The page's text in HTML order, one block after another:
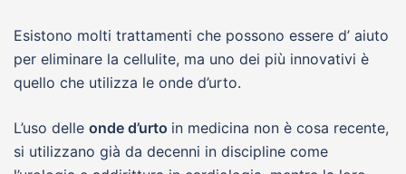
Esistono molti trattamenti che possono essere d’ aiuto
per eliminare la cellulite, ma uno dei più innovativi è
quello che utilizza le onde d’urto.
L’uso delle onde d’urto in medicina non è cosa recente,
si utilizzano già da decenni in discipline come